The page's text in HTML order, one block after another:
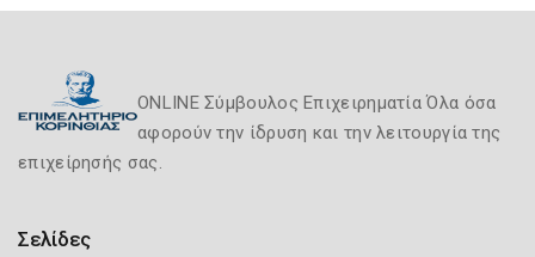
ONLINE Σύμβουλος Επιχειρηματία Όλα όσα
αφορούν την ίδρυση και την λειτουργία της
επιχείρησής σας.
Σελίδες